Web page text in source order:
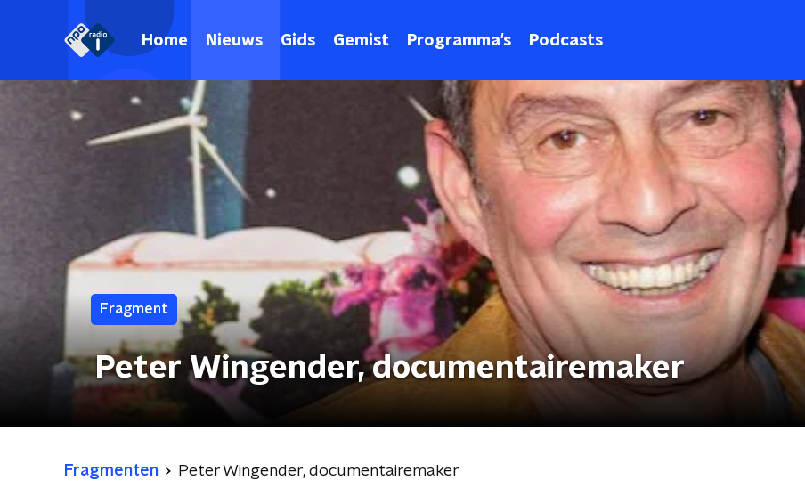
Home Nieuws Gids Gemist Programma's Podcasts
Fragment
Peter Wingender, documentairemaker
Fragmenten Peter Wingender, documentairemaker